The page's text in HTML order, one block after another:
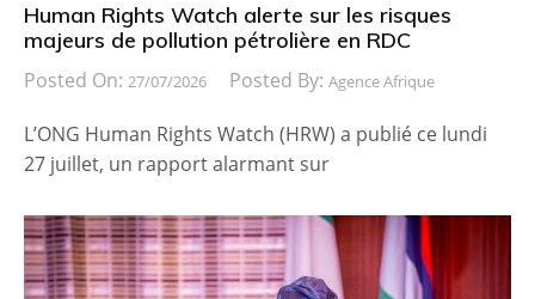
Human Rights Watch alerte sur les risques
majeurs de pollution pétrolière en RDC
Posted On: 27/07/2026 Posted By: Agence Afrique
L’ONG Human Rights Watch (HRW) a publié ce lundi
27 juillet, un rapport alarmant sur